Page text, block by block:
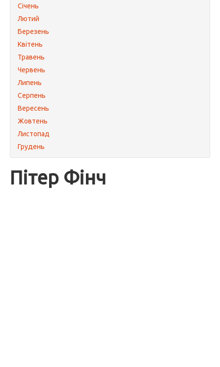
Січень
Лютий
Березень
Квітень
Травень
Червень
Липень
Серпень
Вересень
Жовтень
Листопад
Грудень
Пітер Фінч